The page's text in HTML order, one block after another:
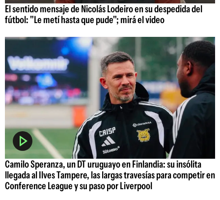
El sentido mensaje de Nicolás Lodeiro en su despedida del
fútbol: "Le metí hasta que pude"; mirá el video
Camilo Speranza, un DT uruguayo en Finlandia: su insólita
llegada al Ilves Tampere, las largas travesías para competir en
Conference League y su paso por Liverpool